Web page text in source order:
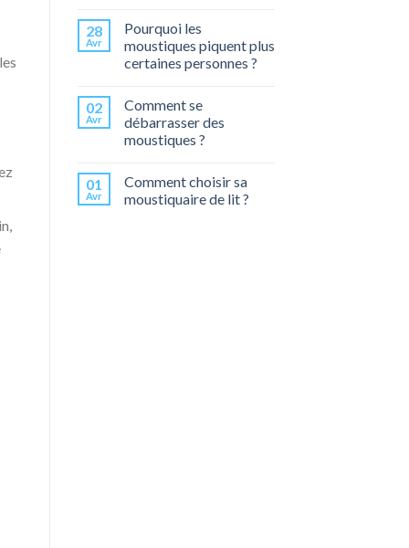
28
Avr
Pourquoi les
moustiques piquent plus
certaines personnes ?
02
Avr
Comment se
débarrasser des
moustiques ?
01
Avr
Comment choisir sa
moustiquaire de lit ?